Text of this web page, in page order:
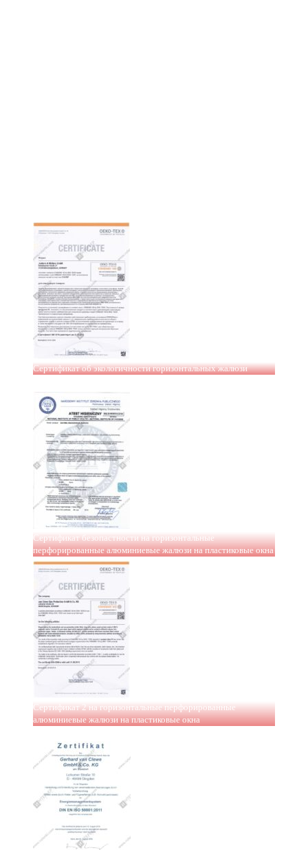
Сертификат об экологичности горизонтальных жалюзи
Сертификат безопастности на горизонтальные
перфорированные алюминиевые жалюзи на пластиковые окна
Сертификат 2 на горизонтальные перфорированные
алюминиевые жалюзи на пластиковые окна